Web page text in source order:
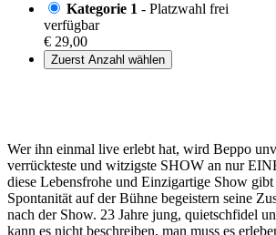
Kategorie 1 - Platzwahl frei
verfügbar
€ 29,00
Zuerst Anzahl wählen
Wer ihn einmal live erlebt hat, wird Beppo
verrückteste und witzigste SHOW an nur
diese Lebensfrohe und Einzigartige Show
Spontanität auf der Bühne begeistern seine
nach der Show. 23 Jahre jung, quietschfidel
kann es nicht beschreiben, man muss es